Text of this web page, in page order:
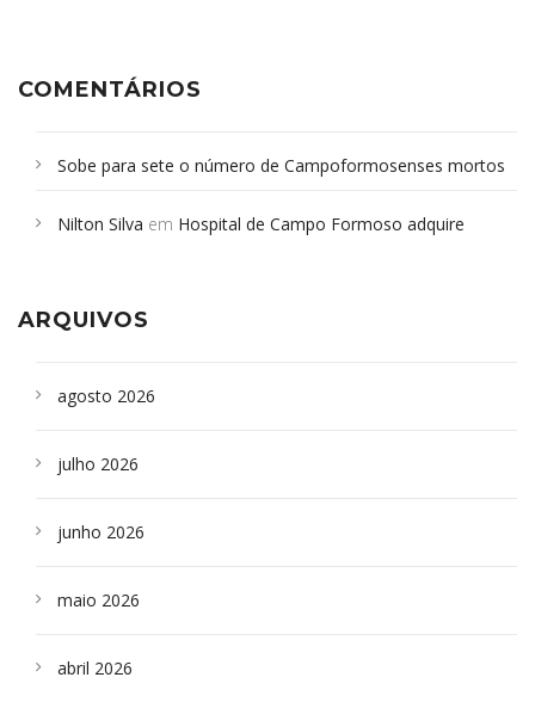
COMENTÁRIOS
Sobe para sete o número de Campoformosenses mortos
Campoformosenses que morreram em desabamentos são
Nilton Silva em Hospital de Campo Formoso adquire
ARQUIVOS
agosto 2026
julho 2026
junho 2026
maio 2026
abril 2026